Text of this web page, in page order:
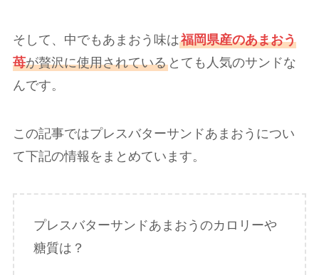
そして、中でもあまおう味は福岡県産のあまおう
苺が贅沢に使用されているとても人気のサンドな
んです。
この記事ではプレスバターサンドあまおうについ
て下記の情報をまとめています。
プレスバターサンドあまおうのカロリーや
糖質は？